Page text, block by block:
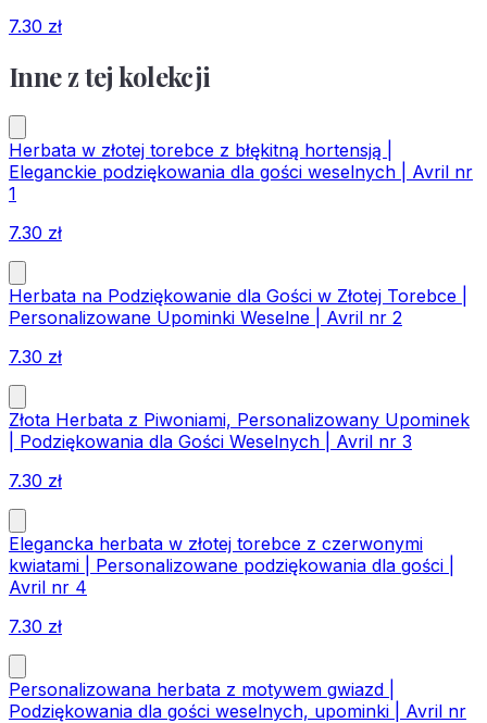
7.30 zł
Inne z tej kolekcji
Herbata w złotej torebce z błękitną hortensją |
Eleganckie podziękowania dla gości weselnych | Avril nr
1
7.30 zł
Herbata na Podziękowanie dla Gości w Złotej Torebce |
Personalizowane Upominki Weselne | Avril nr 2
7.30 zł
Złota Herbata z Piwoniami, Personalizowany Upominek
| Podziękowania dla Gości Weselnych | Avril nr 3
7.30 zł
Elegancka herbata w złotej torebce z czerwonymi
kwiatami | Personalizowane podziękowania dla gości |
Avril nr 4
7.30 zł
Personalizowana herbata z motywem gwiazd |
Podziękowania dla gości weselnych, upominki | Avril nr